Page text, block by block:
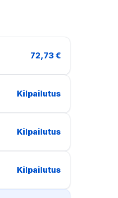
72,73 €
Kilpailutus
Kilpailutus
Kilpailutus